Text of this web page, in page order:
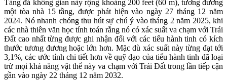
Tảng đá không gian này rộng khoảng 200 feet (60 m), tương đương
một tòa nhà 15 tầng, được phát hiện vào ngày 27 tháng 12 năm
2024. Nó nhanh chóng thu hút sự chú ý vào tháng 2 năm 2025, khi
các nhà thiên văn học tính toán rằng nó có xác suất va chạm với Trái
Đất cao nhất từng được ghi nhận đối với các tiểu hành tinh có kích
thước tương đương hoặc lớn hơn. Mặc dù xác suất này từng đạt tới
3,1%, các ước tính chi tiết hơn về quỹ đạo của tiểu hành tinh đã loại
trừ mọi khả năng vật thể này va chạm với Trái Đất trong lần tiếp cận
gần vào ngày 22 tháng 12 năm 2032.